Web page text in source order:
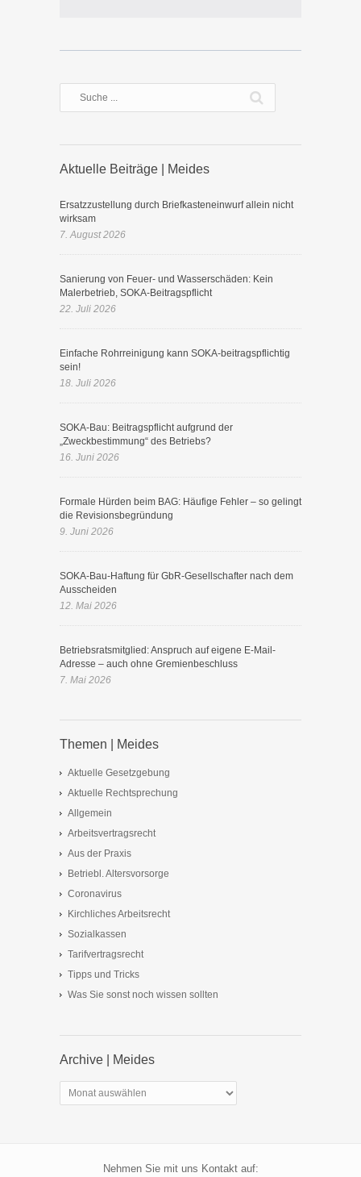
Aktuelle Beiträge | Meides
Ersatzzustellung durch Briefkasteneinwurf allein nicht
wirksam
7. August 2026
Sanierung von Feuer- und Wasserschäden: Kein
Malerbetrieb, SOKA-Beitragspflicht
22. Juli 2026
Einfache Rohrreinigung kann SOKA-beitragspflichtig
sein!
18. Juli 2026
SOKA-Bau: Beitragspflicht aufgrund der
„Zweckbestimmung“ des Betriebs?
16. Juni 2026
Formale Hürden beim BAG: Häufige Fehler – so gelingt
die Revisionsbegründung
9. Juni 2026
SOKA-Bau-Haftung für GbR-Gesellschafter nach dem
Ausscheiden
12. Mai 2026
Betriebsratsmitglied: Anspruch auf eigene E-Mail-
Adresse – auch ohne Gremienbeschluss
7. Mai 2026
Themen | Meides
Aktuelle Gesetzgebung
Aktuelle Rechtsprechung
Allgemein
Arbeitsvertragsrecht
Aus der Praxis
Betriebl. Altersvorsorge
Coronavirus
Kirchliches Arbeitsrecht
Sozialkassen
Tarifvertragsrecht
Tipps und Tricks
Was Sie sonst noch wissen sollten
Archive | Meides
Archive
|
Nehmen Sie mit uns Kontakt auf: